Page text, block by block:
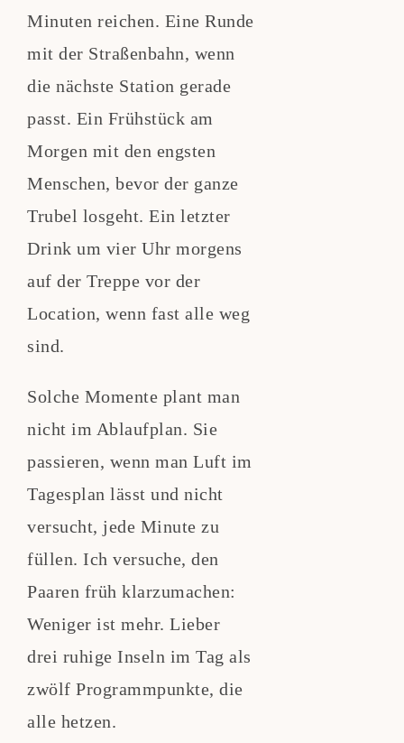
Minuten reichen. Eine Runde
mit der Straßenbahn, wenn
die nächste Station gerade
passt. Ein Frühstück am
Morgen mit den engsten
Menschen, bevor der ganze
Trubel losgeht. Ein letzter
Drink um vier Uhr morgens
auf der Treppe vor der
Location, wenn fast alle weg
sind.
Solche Momente plant man
nicht im Ablaufplan. Sie
passieren, wenn man Luft im
Tagesplan lässt und nicht
versucht, jede Minute zu
füllen. Ich versuche, den
Paaren früh klarzumachen:
Weniger ist mehr. Lieber
drei ruhige Inseln im Tag als
zwölf Programmpunkte, die
alle hetzen.